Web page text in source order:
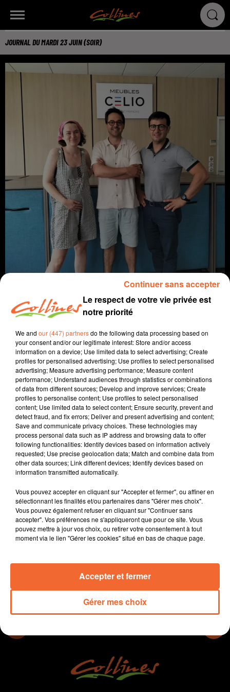
JOURNAL DU MARDI 23 JUIN (SOIR)
info
23 juin 2026 - 15 min 34 sec
JOURNAL DU MARDI 23 JUIN (SOIR)
Fabien Gazeau
L'info près de chez vous
Présenté par Fabien Gazeau
- Canicule : La Ville de NIort a mis en place un centre d'accueil
climatisé. Les Ecologistes veulent instaurer le congé climatque
- Le CDEN doit entériner en ce moment même la carte scolaire pour
la rentrée prochaine dans le département des Deux-Sèvres.
l'école la plus éco-mobile de l'A2B
- Le club des entreprises du Bocage Bressuirais en assemblée
générale ce jeudi (photo)
- La 16e édition des Arts osés a lieu ce WE à Thouars...
Le respect de votre vie privée est
notre priorité
We and our (447) partnersdo the following data processing based on
your consent and/or our legitimate interest: Store and/or access
information on a device; Use limited data to select advertising; Create
profiles for personalised advertising; Use profiles to select personalised
advertising; Measure advertising performance; Measure content
performance; Understand audiences through statistics or combinations
of data from different sources; Develop and improve services; Create
profiles to personalise content; Use profiles to select personalised
content; Use limited data to select content; Ensure security, prevent and
detect fraud, and fix errors; Deliver and present advertising and content;
Save and communicate privacy choices. These technologies may
process personal data such as IP address and browsing data to offer
following functionalities: Identify devices based on information actively
requested; Use precise geolocation data; Match and combine data from
other data sources; Link different devices; Identify devices based on
information transmitted automatically.
Vous pouvez accepter en cliquant sur "Accepter et fermer", ou affiner en
sélectionnant les finalités et/ou partenaires dans "Gérer mes choix".
Vous pouvez également refuser en cliquant sur "Continuer sans
accepter". Vos préférences ne s'appliqueront que pour ce site. Vous
pouvez mettre à jour vos choix, ou retirer votre consentement à tout
moment via le lien "Gérer les cookies" situé en bas de chaque page.
Gérer mes choix
Accepter et fermer
Continuer sans accepter